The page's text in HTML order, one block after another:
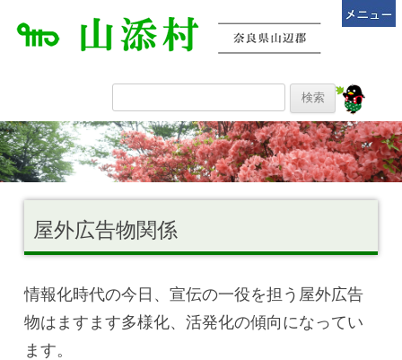
屋外広告物関係
情報化時代の今日、宣伝の一役を担う屋外広告
物はますます多様化、活発化の傾向になってい
ます。